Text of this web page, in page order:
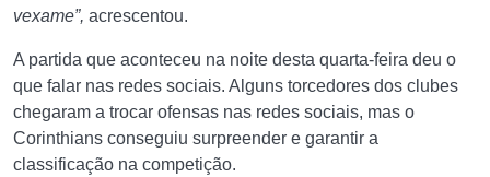
vexame”, acrescentou.
A partida que aconteceu na noite desta quarta-feira deu o
que falar nas redes sociais. Alguns torcedores dos clubes
chegaram a trocar ofensas nas redes sociais, mas o
Corinthians conseguiu surpreender e garantir a
classificação na competição.